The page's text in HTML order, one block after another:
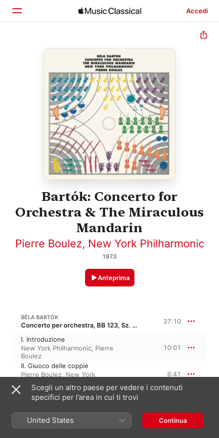
Accedi
Home
Cerca
Bartók: Concerto for
Orchestra & The Miraculous
Mandarin
Pierre Boulez, New York Philharmonic
1973
Anteprima
BÉLA BARTÓK
Concerto per orchestra, BB 123, Sz. 116 37:10
I. Introduzione
New York Philharmonic, Pierre
Boulez
10:01
II. Giuoco delle coppie
Pierre Boulez, New York
6:41
III. Elegia
Pierre Boulez ,New York
IV. Intermezzo interrotto
Pierre Boulez,New York
4:21
Scegli un altro paese per vedere i contenuti
specifici per l’area in cui ti trovi
United States Continua